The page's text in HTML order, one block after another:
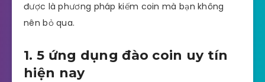
được là phương pháp kiếm coin mà bạn không
nên bỏ qua.
1. 5 ứng dụng đào coin uy tín
hiện nay